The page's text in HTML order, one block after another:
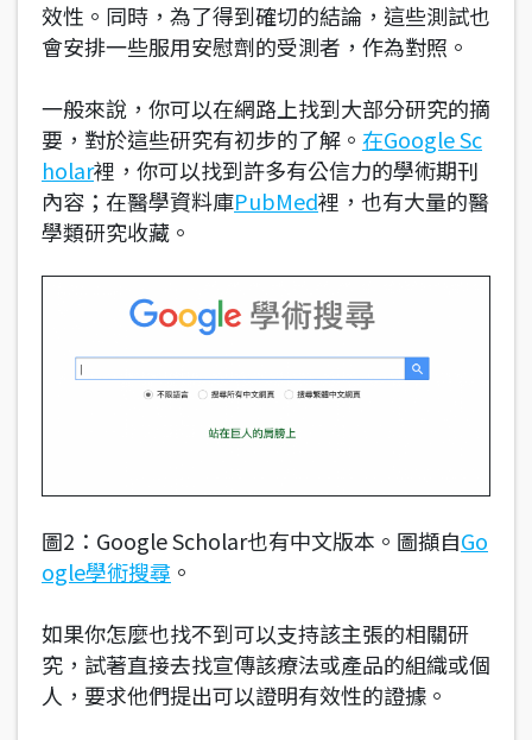
效性。同時，為了得到確切的結論，這些測試也
會安排一些服用安慰劑的受測者，作為對照。
一般來說，你可以在網路上找到大部分研究的摘
要，對於這些研究有初步的了解。 在Google Sc
holar裡，你可以找到許多有公信力的學術期刊
內容；在醫學資料庫PubMed裡，也有大量的醫
學類研究收藏。
圖2：Google Scholar也有中文版本。圖擷自Go
ogle學術搜尋 。
如果你怎麼也找不到可以支持該主張的相關研
究，試著直接去找宣傳該療法或產品的組織或個
人，要求他們提出可以證明有效性的證據。